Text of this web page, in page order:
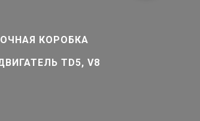
КОРОБКА
TD5, V8